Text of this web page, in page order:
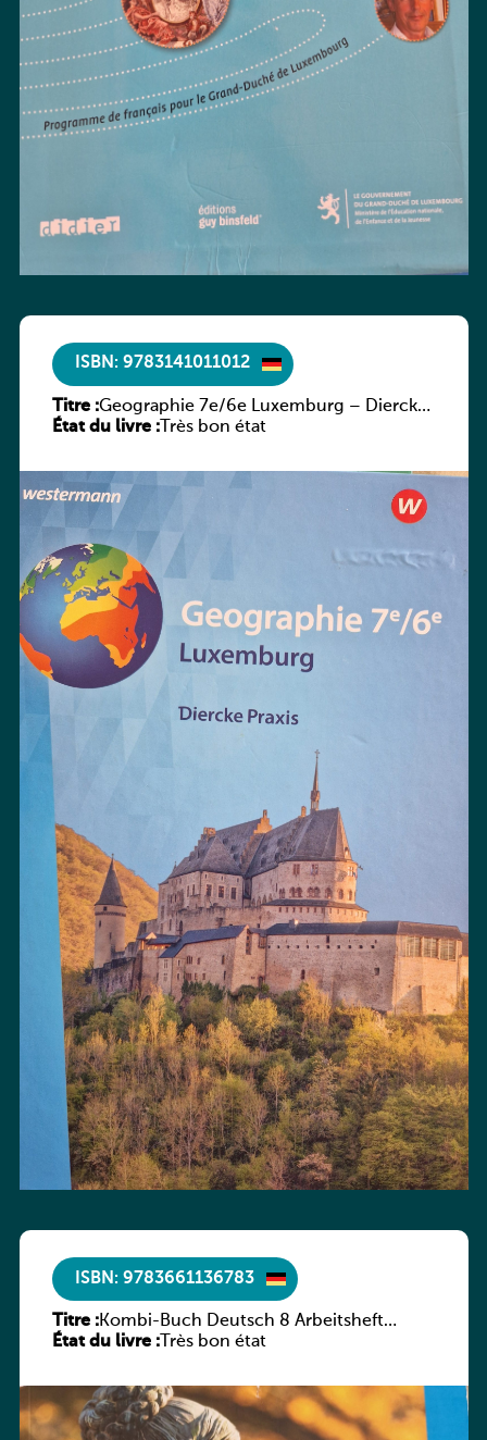
ISBN: 9783141011012
Titre :Geographie 7e/6e Luxemburg – Diercke
Praxis
État du livre :Très bon état
ISBN: 9783661136783
Titre :Kombi-Buch Deutsch 8 Arbeitsheft
(Neue Ausgabe Luxemburg)
État du livre :Très bon état